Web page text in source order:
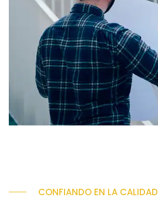
CONFIANDO EN LA CALIDAD